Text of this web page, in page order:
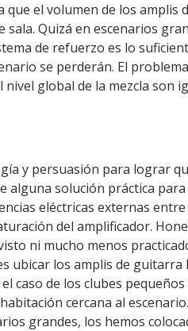
que el volumen de los
sala. Quizá en escenarios
de refuerzo es lo
se perderán. El
global de la mezcla son
y persuasión para lograr
alguna solución práctica
eléctricas externas
del amplificador.
ni mucho menos
ubicar los amplis de guitarra
caso de los clubes
cercana al
grandes, los hemos